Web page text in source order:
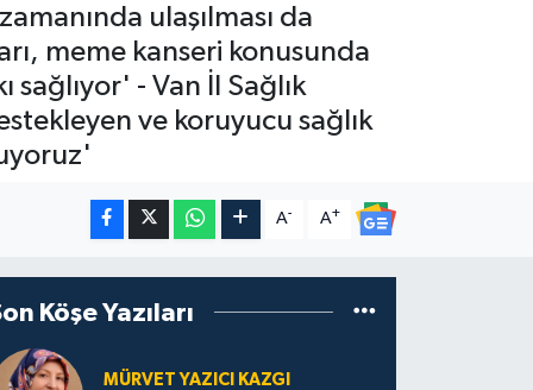
ulaşılması da
meme kanseri konusunda
sağlıyor' - Van İl Sağlık
ve koruyucu sağlık
A- A+
Köşe Yazıları
MÜRVET YAZICI KAZGI